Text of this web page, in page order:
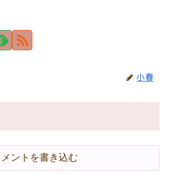
小春
メントを書き込む